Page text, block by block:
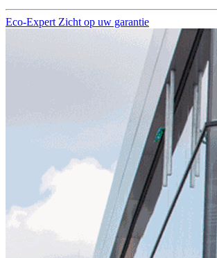
Eco-Expert Zicht op uw garantie